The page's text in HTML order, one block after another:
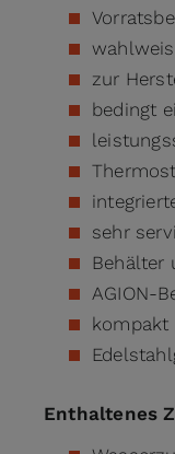
zur
bedingt
sehr
Behälter
AGION-
kompakt
Enthaltenes